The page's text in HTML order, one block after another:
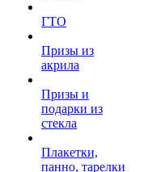
ГТО
Призы из
акрила
Призы и
подарки из
стекла
Плакетки,
панно, тарелки